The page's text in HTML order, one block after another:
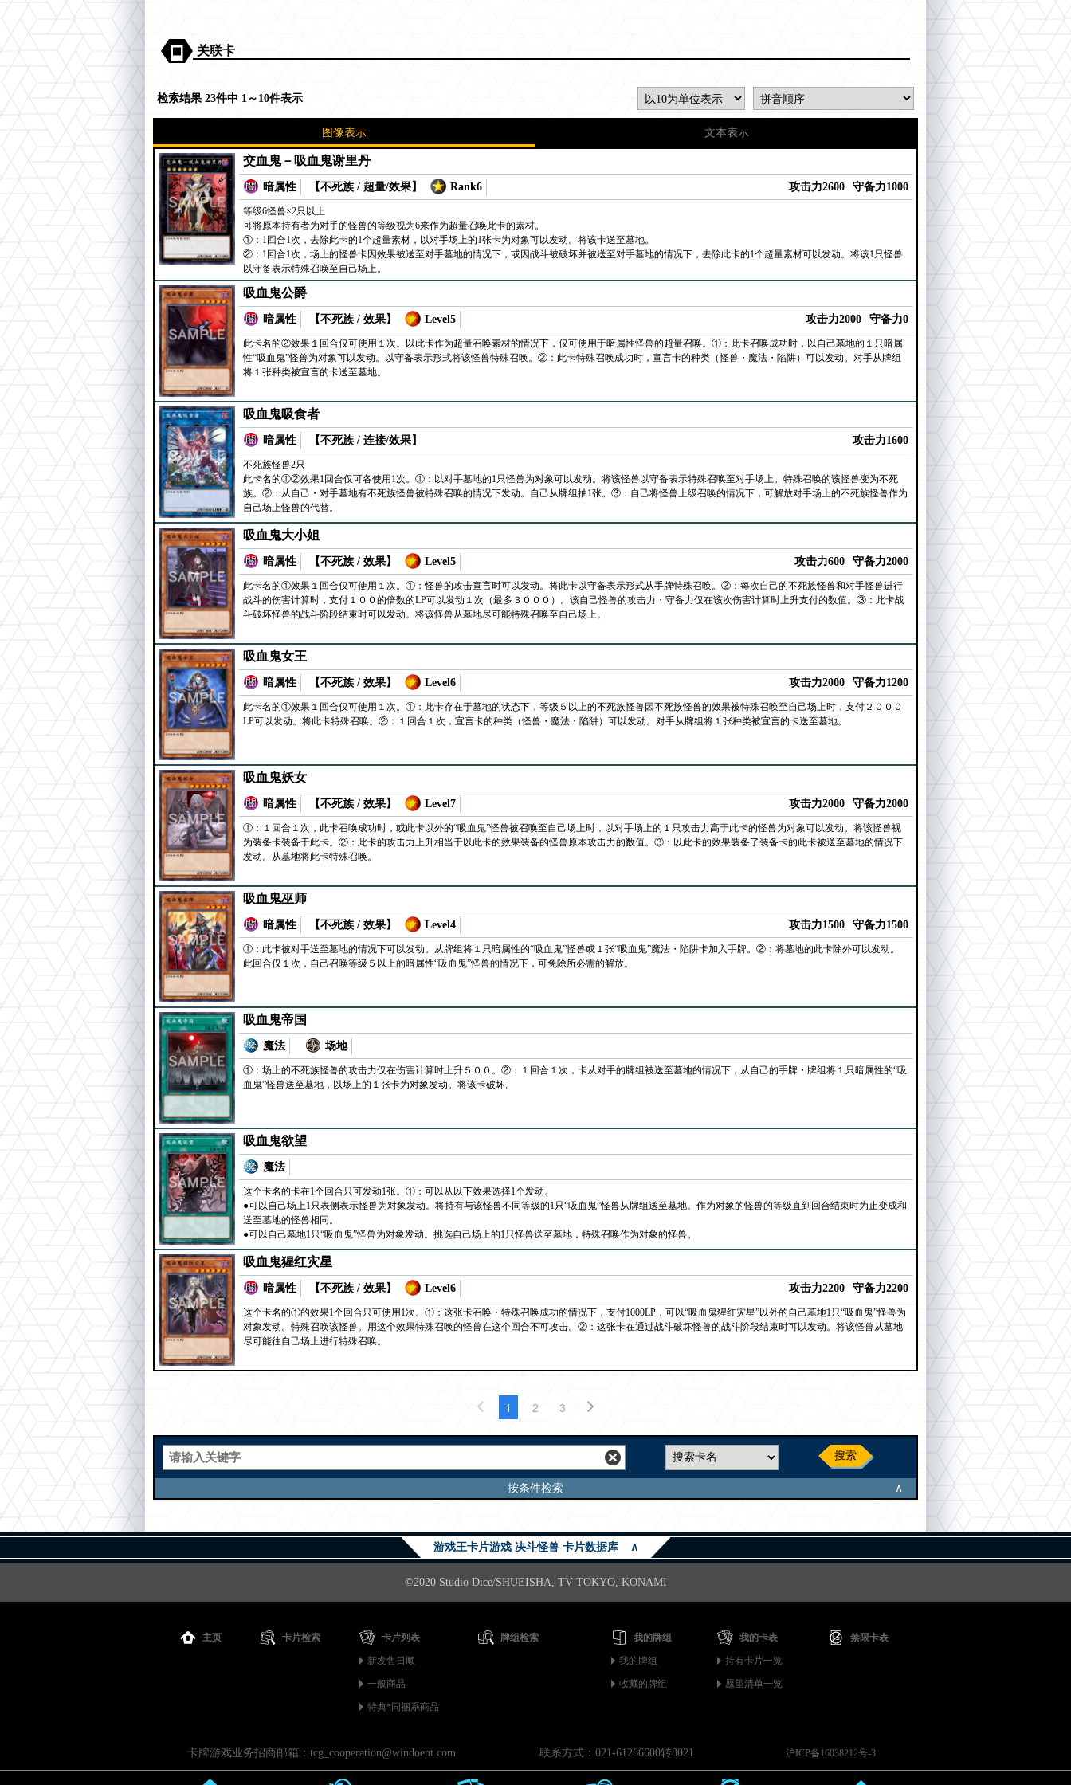
关联卡
检索结果 23件中 1～10件表示
图像表示 文本表示
交血鬼－吸血鬼谢里丹
暗属性 【不死族 / 超量/效果】 Rank6 攻击力2600 守备力1000
等级6怪兽×2只以上
可将原本持有者为对手的怪兽的等级视为6来作为超量召唤此卡的素材。
①：1回合1次，去除此卡的1个超量素材，以对手场上的1张卡为对象可以发动。将该卡送至墓地。
②：1回合1次，场上的怪兽卡因效果被送至对手墓地的情况下，或因战斗被破坏并被送至对手墓地的情况下，去除此卡的1个超量素材可以发动。将该1只怪兽
以守备表示特殊召唤至自己场上。
吸血鬼公爵
暗属性 【不死族 / 效果】 Level5 攻击力2000 守备力0
此卡名的②效果１回合仅可使用１次。以此卡作为超量召唤素材的情况下，仅可使用于暗属性怪兽的超量召唤。①：此卡召唤成功时，以自己墓地的１只暗属
性“吸血鬼”怪兽为对象可以发动。以守备表示形式将该怪兽特殊召唤。②：此卡特殊召唤成功时，宣言卡的种类（怪兽・魔法・陷阱）可以发动。对手从牌组
将１张种类被宣言的卡送至墓地。
吸血鬼吸食者
暗属性 【不死族 / 连接/效果】 攻击力1600
不死族怪兽2只
此卡名的①②效果1回合仅可各使用1次。①：以对手墓地的1只怪兽为对象可以发动。将该怪兽以守备表示特殊召唤至对手场上。特殊召唤的该怪兽变为不死
族。②：从自己・对手墓地有不死族怪兽被特殊召唤的情况下发动。自己从牌组抽1张。③：自己将怪兽上级召唤的情况下，可解放对手场上的不死族怪兽作为
自己场上怪兽的代替。
吸血鬼大小姐
暗属性 【不死族 / 效果】 Level5 攻击力600 守备力2000
此卡名的①效果１回合仅可使用１次。①：怪兽的攻击宣言时可以发动。将此卡以守备表示形式从手牌特殊召唤。②：每次自己的不死族怪兽和对手怪兽进行
战斗的伤害计算时，支付１００的倍数的LP可以发动１次（最多３０００）。该自己怪兽的攻击力・守备力仅在该次伤害计算时上升支付的数值。③：此卡战
斗破坏怪兽的战斗阶段结束时可以发动。将该怪兽从墓地尽可能特殊召唤至自己场上。
吸血鬼女王
暗属性 【不死族 / 效果】 Level6 攻击力2000 守备力1200
此卡名的①效果１回合仅可使用１次。①：此卡存在于墓地的状态下，等级５以上的不死族怪兽因不死族怪兽的效果被特殊召唤至自己场上时，支付２０００
LP可以发动。将此卡特殊召唤。②：１回合１次，宣言卡的种类（怪兽・魔法・陷阱）可以发动。对手从牌组将１张种类被宣言的卡送至墓地。
吸血鬼妖女
暗属性 【不死族 / 效果】 Level7 攻击力2000 守备力2000
①：１回合１次，此卡召唤成功时，或此卡以外的“吸血鬼”怪兽被召唤至自己场上时，以对手场上的１只攻击力高于此卡的怪兽为对象可以发动。将该怪兽视
为装备卡装备于此卡。②：此卡的攻击力上升相当于以此卡的效果装备的怪兽原本攻击力的数值。③：以此卡的效果装备了装备卡的此卡被送至墓地的情况下
发动。从墓地将此卡特殊召唤。
吸血鬼巫师
暗属性 【不死族 / 效果】 Level4 攻击力1500 守备力1500
①：此卡被对手送至墓地的情况下可以发动。从牌组将１只暗属性的“吸血鬼”怪兽或１张“吸血鬼”魔法・陷阱卡加入手牌。②：将墓地的此卡除外可以发动。
此回合仅１次，自己召唤等级５以上的暗属性“吸血鬼”怪兽的情况下，可免除所必需的解放。
吸血鬼帝国
魔法 场地
①：场上的不死族怪兽的攻击力仅在伤害计算时上升５００。②：１回合１次，卡从对手的牌组被送至墓地的情况下，从自己的手牌・牌组将１只暗属性的“吸
血鬼”怪兽送至墓地，以场上的１张卡为对象发动。将该卡破坏。
吸血鬼欲望
魔法
这个卡名的卡在1个回合只可发动1张。①：可以从以下效果选择1个发动。
●可以自己场上1只表侧表示怪兽为对象发动。将持有与该怪兽不同等级的1只“吸血鬼”怪兽从牌组送至墓地。作为对象的怪兽的等级直到回合结束时为止变成和
送至墓地的怪兽相同。
●可以自己墓地1只“吸血鬼”怪兽为对象发动。挑选自己场上的1只怪兽送至墓地，特殊召唤作为对象的怪兽。
吸血鬼猩红灾星
暗属性 【不死族 / 效果】 Level6 攻击力2200 守备力2200
这个卡名的①的效果1个回合只可使用1次。①：这张卡召唤・特殊召唤成功的情况下，支付1000LP，可以“吸血鬼猩红灾星”以外的自己墓地1只“吸血鬼”怪兽为
对象发动。特殊召唤该怪兽。用这个效果特殊召唤的怪兽在这个回合不可攻击。②：这张卡在通过战斗破坏怪兽的战斗阶段结束时可以发动。将该怪兽从墓地
尽可能往自己场上进行特殊召唤。
1 2 3
搜索
按条件检索 ∧
游戏王卡片游戏 决斗怪兽 卡片数据库 ∧
©2020 Studio Dice/SHUEISHA, TV TOKYO, KONAMI
主页 卡片检索 卡片列表
新发售日顺
一般商品
特典*同捆系商品
牌组检索 我的牌组
我的牌组
收藏的牌组
我的卡表
持有卡片一览
愿望清单一览
禁限卡表
卡牌游戏业务招商邮箱：tcg_cooperation@windoent.com 联系方式：021-61266600转8021 沪ICP备16038212号-3